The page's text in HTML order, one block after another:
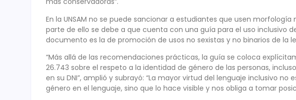
En la UNSAM no se puede sancionar a estudiantes que usen morfología
parte de ello se debe a que cuenta con una guía para el uso inclusivo
documento es la de promoción de usos no sexistas y no binarios de la
“Más allá de las recomendaciones prácticas, la guía se coloca
26.743 sobre el respeto a la identidad de género de las personas,
en su DNI”, amplió y subrayó: “La mayor virtud del lenguaje inclusivo no
género en el lenguaje, sino que lo hace visible y nos obliga a tomar